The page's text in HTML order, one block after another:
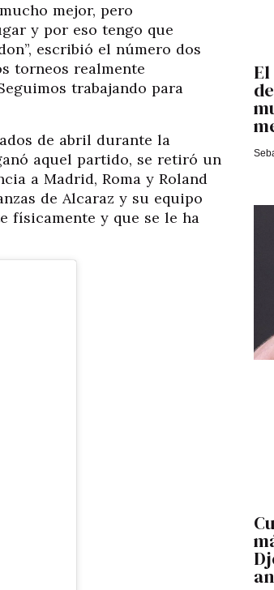
mejor, pero
y por eso tengo que
escribió el número dos
torneos realmente
trabajando para
de abril durante la
aquel partido, se retiró un
a Madrid, Roma y Roland
de Alcaraz y su equipo
físicamente y que se le ha